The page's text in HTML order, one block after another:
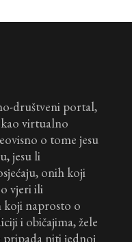
društveni portal,
virtualno
o tome jesu
jesu li
onih koji
vjeri ili
koji naprosto o
i običajima, žele
pripada niti jednoj